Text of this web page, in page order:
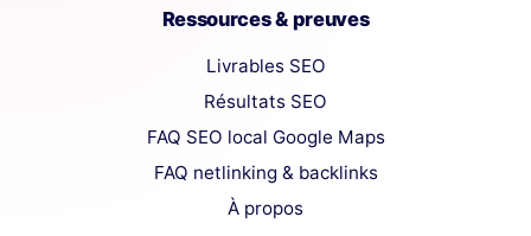
Ressources & preuves
Livrables SEO
Résultats SEO
FAQ SEO local Google Maps
FAQ netlinking & backlinks
À propos